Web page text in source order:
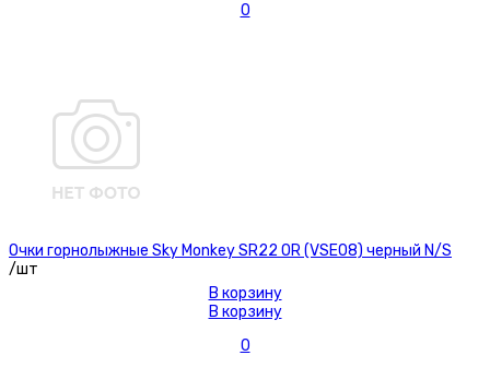
0
Очки горнолыжные Sky Monkey SR22 OR (VSE08) черный N/S
/шт
В корзину
В корзину
0